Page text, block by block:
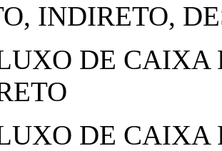
INDIRETO,
DE
DE